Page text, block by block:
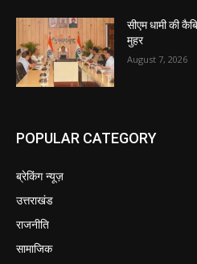
सीएम धामी की
मुहर
August 7, 2026
POPULAR CATEGORY
ब्रेकिंग न्यूज़
उत्तराखंड
राजनीति
सामाजिक